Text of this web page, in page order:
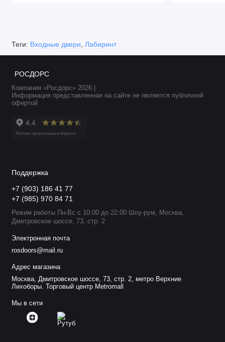
Теги: Входные двери Лабиринт
РОСДОРС
Компания «Росдорс» 2026 |
Информация представленная на сайте не является публичной
офертой
Поддержка
+7 (903) 186 41 77
+7 (985) 970 84 71
Режим работы Пн-Вс с 10:00 до 22:00 Шоу-рум, Москва,
Дмитровское шоссе, 73, стр. 2
Электронная почта
rosdoors@mail.ru
Адрес магазина
Москва, Дмитровское шоссе, 73, стр. 2, метро Верхние
Лихоборы. Торговый центр Metromall
Мы в сети